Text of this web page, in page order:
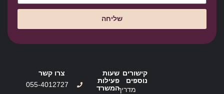
שליחה
קישורים
נוספים
מדריך
שעות
פעילות
המשרד
צרו קשר
055-4012727